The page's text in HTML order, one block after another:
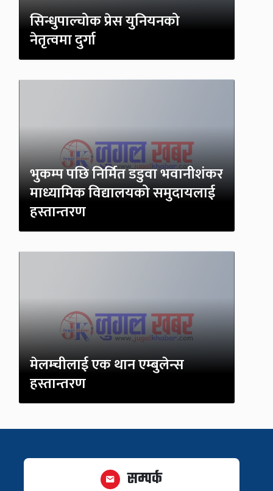
सिन्धुपाल्चोक प्रेस युनियनको
नेतृत्वमा दुर्गा
भुकम्प पछि निर्मित डडुवा भवानीशंकर
माध्यामिक विद्यालयको समुदायलाई
हस्तान्तरण
मेलम्चीलाई एक थान एम्बुलेन्स
हस्तान्तरण
सम्पर्क